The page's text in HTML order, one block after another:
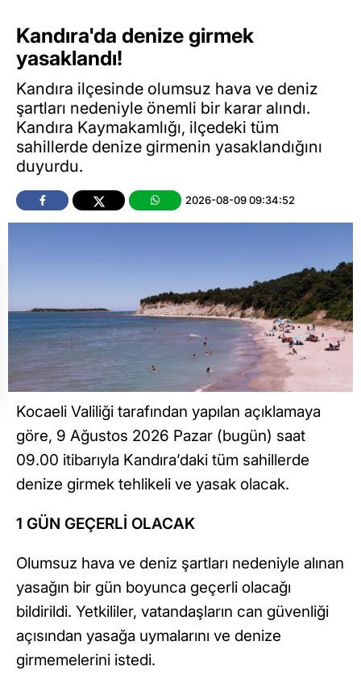
Kandıra'da denize girmek
yasaklandı!
Kandıra ilçesinde olumsuz hava ve deniz
şartları nedeniyle önemli bir karar alındı.
Kandıra Kaymakamlığı, ilçedeki tüm
sahillerde denize girmenin yasaklandığını
duyurdu.
2026-08-09 09:34:52
Kocaeli Valiliği tarafından yapılan açıklamaya
göre, 9 Ağustos 2026 Pazar (bugün) saat
09.00 itibarıyla Kandıra’daki tüm sahillerde
denize girmek tehlikeli ve yasak olacak.
1 GÜN GEÇERLİ OLACAK
Olumsuz hava ve deniz şartları nedeniyle alınan
yasağın bir gün boyunca geçerli olacağı
bildirildi. Yetkililer, vatandaşların can güvenliği
açısından yasağa uymalarını ve denize
girmemelerini istedi.